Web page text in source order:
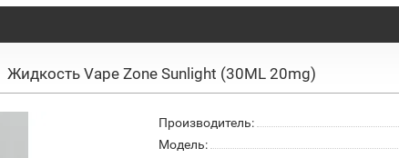
Жидкость Vape Zone Sunlight (30ML 20mg)
Производитель:
Модель: